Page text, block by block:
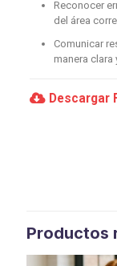
Reconocer
del área
Comunicar
manera clara
Descargar
Productos